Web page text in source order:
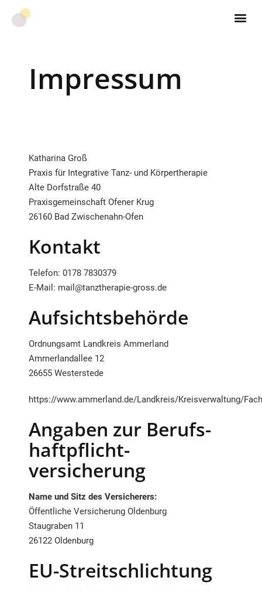
Impressum
Katharina Groß
Praxis für Integrative Tanz- und Körpertherapie
Alte Dorfstraße 40
Praxisgemeinschaft Ofener Krug
26160 Bad Zwischenahn-Ofen
Kontakt
Telefon: 0178 7830379
E-Mail: mail@tanztherapie-gross.de
Aufsichtsbehörde
Ordnungsamt Landkreis Ammerland
Ammerlandallee 12
26655 Westerstede
https://www.ammerland.de/Landkreis/Kreisverwaltung/
Angaben zur Berufs­
haftpflicht­
versicherung
Name und Sitz des Versicherers:
Öffentliche Versicherung Oldenburg
Staugraben 11
26122 Oldenburg
EU-Streitschlichtung